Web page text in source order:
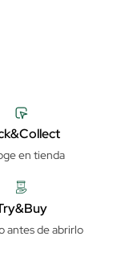
en tienda
antes de abrirlo